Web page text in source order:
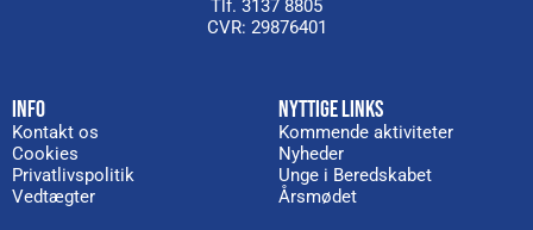
Tlf. 3137 8805
CVR: 29876401
INFO
Kontakt os
Cookies
Privatlivspolitik
Vedtægter
NYTTIGE LINKS
Kommende aktiviteter
Nyheder
Unge i Beredskabet
Årsmødet